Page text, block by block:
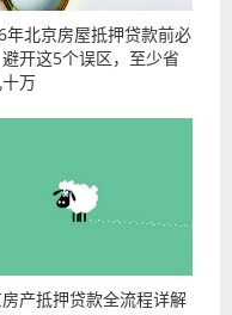
年北京房屋抵押贷款前必
开这5个误区，至少省
万
产抵押贷款全流程详解